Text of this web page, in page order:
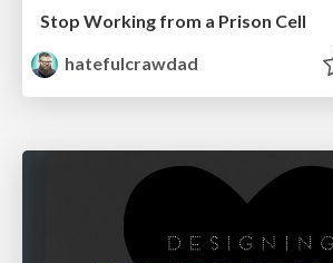
Stop Working from a Prison Cell
hatefulcrawdad